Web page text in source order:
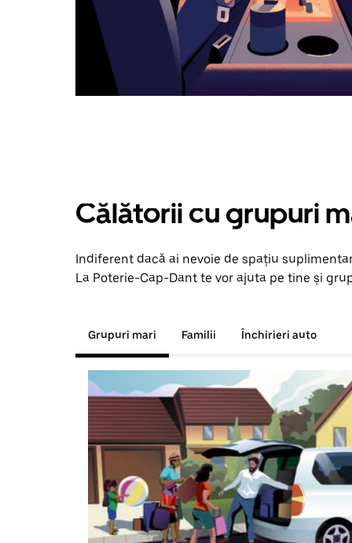
Călătorii cu grupuri
Indiferent dacă ai nevoie de spațiu
La Poterie-Cap-Dant te vor ajuta pe tine și
Grupuri mari Familii Închirieri auto